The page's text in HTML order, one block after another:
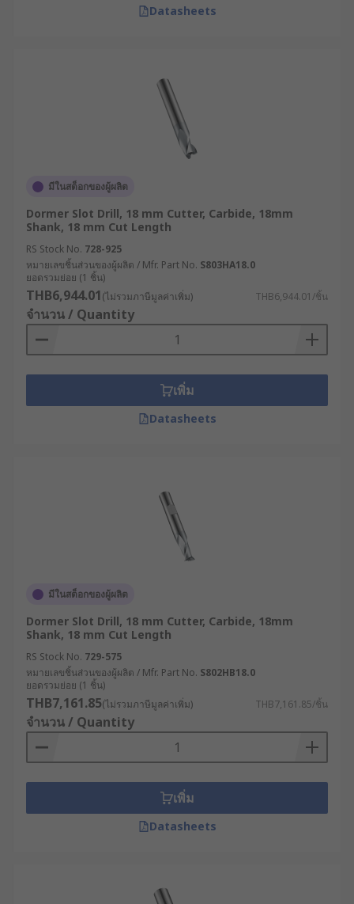
Datasheets
มีในสต็อกของผู้ผลิต
Dormer Slot Drill, 18 mm Cutter, Carbide, 18mm
Shank, 18 mm Cut Length
RS Stock No. 728-925
หมายเลขชิ้นส่วนของผู้ผลิต / Mfr. Part No. S803HA18.0
ยอดรวมย่อย (1 ชิ้น)
THB6,944.01(ไม่รวมภาษีมูลค่าเพิ่ม) THB6,944.01/ชิ้น
จำนวน / Quantity
เพิ่ม
Datasheets
มีในสต็อกของผู้ผลิต
Dormer Slot Drill, 18 mm Cutter, Carbide, 18mm
Shank, 18 mm Cut Length
RS Stock No. 729-575
หมายเลขชิ้นส่วนของผู้ผลิต / Mfr. Part No. S802HB18.0
ยอดรวมย่อย (1 ชิ้น)
THB7,161.85(ไม่รวมภาษีมูลค่าเพิ่ม) THB7,161.85/ชิ้น
จำนวน / Quantity
เพิ่ม
Datasheets